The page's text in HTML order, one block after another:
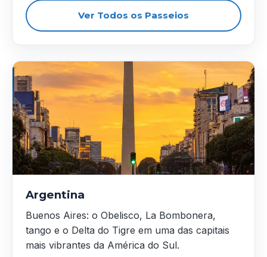
Ver Todos os Passeios
Argentina
Buenos Aires: o Obelisco, La Bombonera,
tango e o Delta do Tigre em uma das capitais
mais vibrantes da América do Sul.